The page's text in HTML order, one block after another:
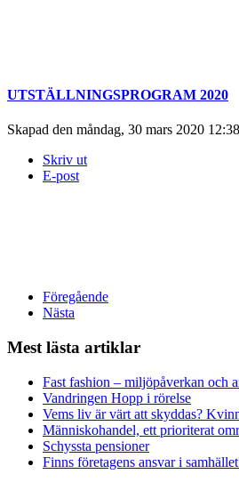
UTSTÄLLNINGSPROGRAM 2020
Skapad den måndag, 30 mars 2020 12:38
Skriv ut
E-post
Föregående
Nästa
Mest lästa artiklar
Fast fashion – miljöpåverkan och
Vandringen Hopp i rörelse
Vems liv är värt att skyddas?
Människohandel, ett prioriterat
Schyssta pensioner
Finns företagens ansvar i